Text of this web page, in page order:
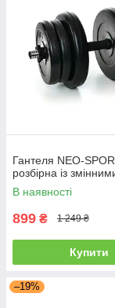
Гантеля NEO-
розбірна із
В наявності
899 ₴ 1 249 ₴
Купити
–19%